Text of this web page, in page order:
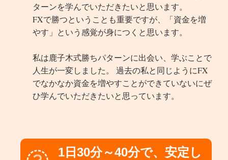
ターンを学んでいただきたいと思います。
FXで勝つということも重要ですが、「資金を増
やす」という感覚が身につくと思います。
私は鹿子木式勝ちパターンに出会い、学ぶことで
人生が一変しました。 過去の私と同じようにFX
でなかなか資金を増やすことができていないにぜ
ひ学んでいただきたいと思っています。
1日30分～40分で、安定し